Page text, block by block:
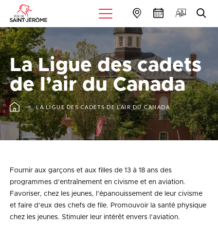
La Ligue des cadets
de l’air du Canada
LA LIGUE DES CADETS DE L’AIR DU CANADA
Fournir aux garçons et aux filles de 13 à 18 ans des
programmes d’entraînement en civisme et en aviation.
Favoriser, chez les jeunes, l’épanouissement de leur civisme
et faire d’eux des chefs de file. Promouvoir la santé physique
chez les jeunes. Stimuler leur intérêt envers l’aviation.